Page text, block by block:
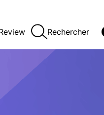
Rechercher